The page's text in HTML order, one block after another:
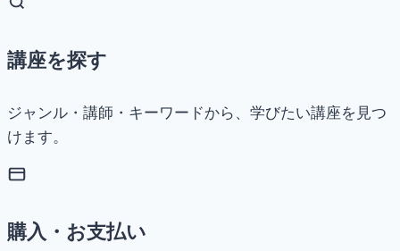
講座を探す
ジャンル・講師・キーワードから、学びたい講座を見つ
けます。
購入・お支払い